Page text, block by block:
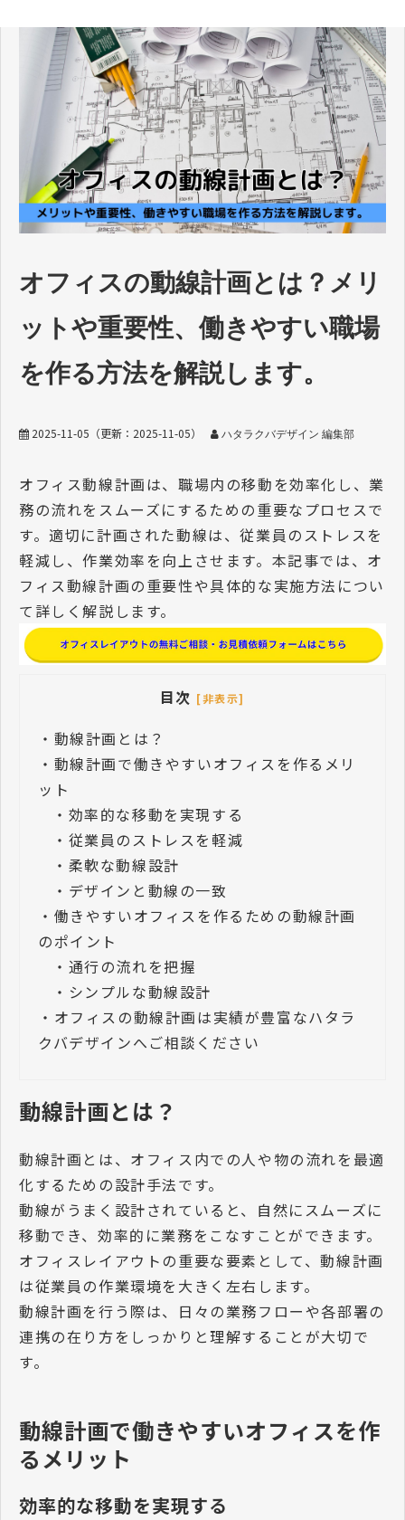
オフィスの動線計画とは？メリ
ットや重要性、働きやすい職場
を作る方法を解説します。
2025-11-05 （更新： 2025-11-05） ハタラクバデザイン 編集部
オフィス動線計画は、職場内の移動を効率化し、業
務の流れをスムーズにするための重要なプロセスで
す。適切に計画された動線は、従業員のストレスを
軽減し、作業効率を向上させます。本記事では、オ
フィス動線計画の重要性や具体的な実施方法につい
て詳しく解説します。
目次 [非表示]
・ 動線計画とは？
・ 動線計画で働きやすいオフィスを作るメリ
ット
・ 効率的な移動を実現する
・ 従業員のストレスを軽減
・ 柔軟な動線設計
・ デザインと動線の一致
・ 働きやすいオフィスを作るための動線計画
のポイント
・ 通行の流れを把握
・ シンプルな動線設計
・ オフィスの動線計画は実績が豊富なハタラ
クバデザインへご相談ください
動線計画とは？
動線計画とは、オフィス内での人や物の流れを最適
化するための設計手法です。
動線がうまく設計されていると、自然にスムーズに
移動でき、効率的に業務をこなすことができます。
オフィスレイアウトの重要な要素として、動線計画
は従業員の作業環境を大きく左右します。
動線計画を行う際は、日々の業務フローや各部署の
連携の在り方をしっかりと理解することが大切で
す。
動線計画で働きやすいオフィスを作
るメリット
効率的な移動を実現する